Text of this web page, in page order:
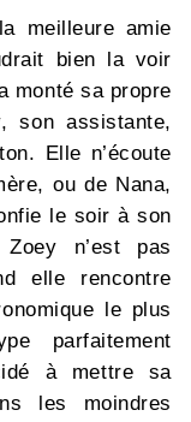
meilleure amie
bien la voir
monté sa propre
son assistante,
Elle n’écoute
ou de Nana,
le soir à son
n’est pas
elle rencontre
le plus
parfaitement
à mettre sa
les moindres